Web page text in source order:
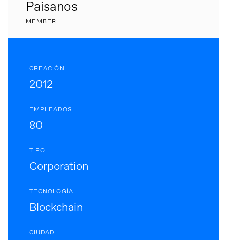
Paisanos
MEMBER
CREACIÓN
2012
EMPLEADOS
80
TIPO
Corporation
TECNOLOGÍA
Blockchain
CIUDAD